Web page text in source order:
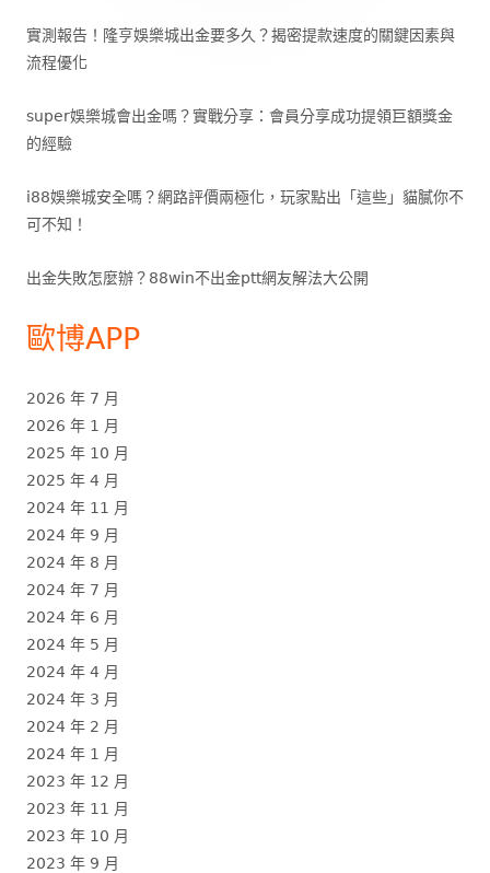
實測報告！隆亨娛樂城出金要多久？揭密提款速度的關鍵因素與
流程優化
super娛樂城會出金嗎？實戰分享：會員分享成功提領巨額獎金
的經驗
i88娛樂城安全嗎？網路評價兩極化，玩家點出「這些」貓膩你不
可不知！
出金失敗怎麼辦？88win不出金ptt網友解法大公開
歐博APP
2026 年 7 月
2026 年 1 月
2025 年 10 月
2025 年 4 月
2024 年 11 月
2024 年 9 月
2024 年 8 月
2024 年 7 月
2024 年 6 月
2024 年 5 月
2024 年 4 月
2024 年 3 月
2024 年 2 月
2024 年 1 月
2023 年 12 月
2023 年 11 月
2023 年 10 月
2023 年 9 月